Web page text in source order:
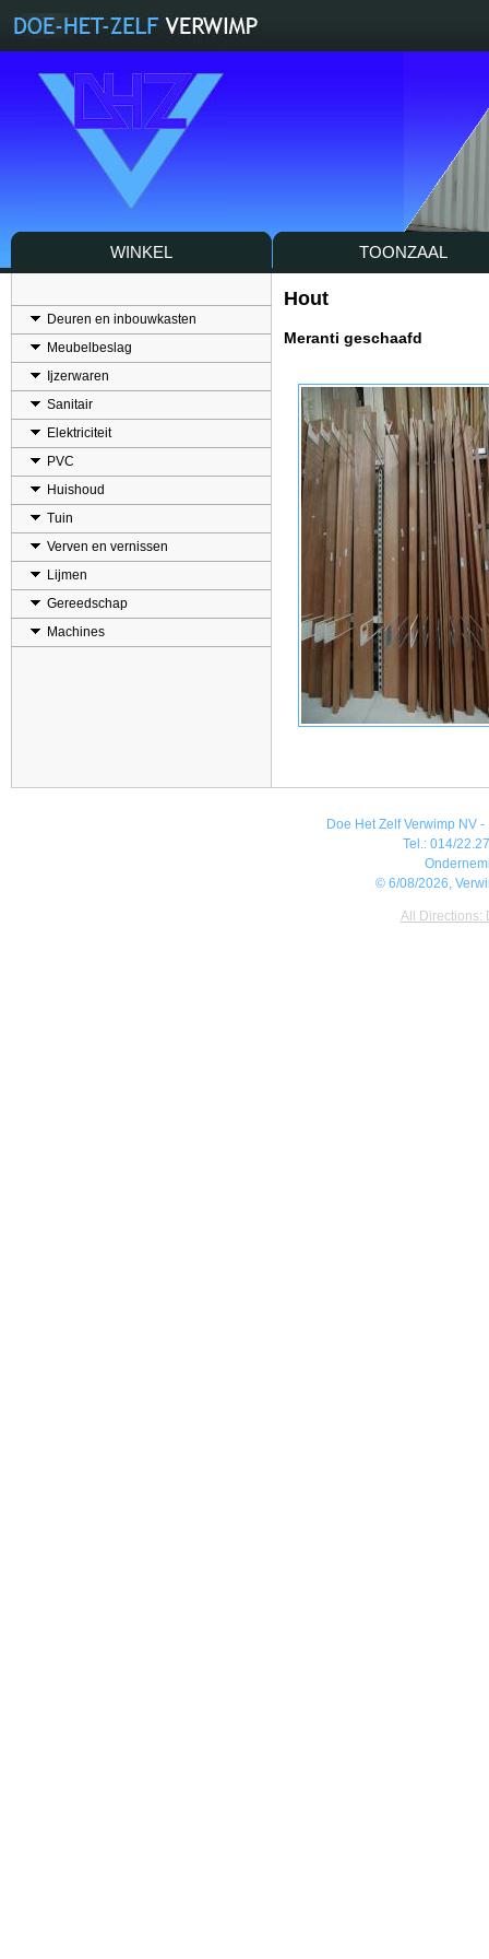
WINKEL TOONZAAL
Deuren en inbouwkasten
Meubelbeslag
Ijzerwaren
Sanitair
Elektriciteit
PVC
Huishoud
Tuin
Verven en vernissen
Lijmen
Gereedschap
Machines
Hout
Meranti geschaafd
Doe Het Zelf Verwimp NV
Tel.: 014/
© 6/08/2026,
All Directions: